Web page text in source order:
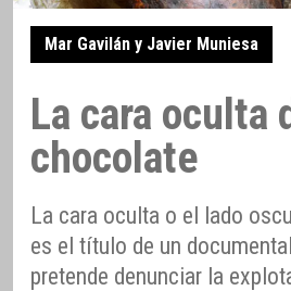
Mar Gavilán y Javier Muniesa
La cara oculta
chocolate
La cara oculta o el lado
es el título de un
pretende denunciar la